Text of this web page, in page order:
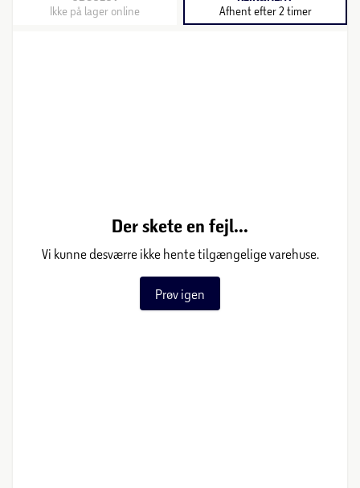
Ikke på lager online Afhent efter 2 timer
Der skete en fejl...
Vi kunne desværre ikke hente tilgængelige varehuse.
Prøv igen